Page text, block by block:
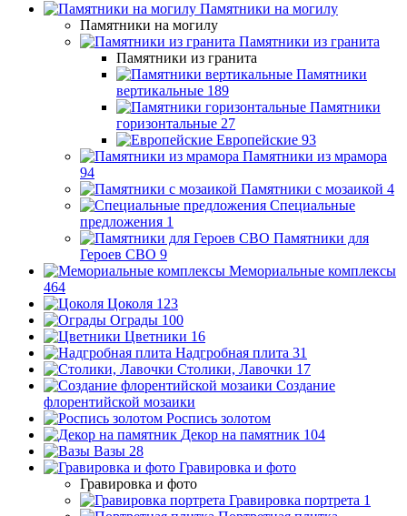
Памятники на могилу
Памятники на могилу
Памятники из гранита
Памятники из гранита
Памятники
вертикальные 189
Памятники
горизонтальные 27
Европейские 93
Памятники из мрамора
94
Памятники с мозаикой 4
Специальные
предложения 1
Памятники для
Героев СВО 9
Мемориальные комплексы
464
Цоколя 123
Ограды 100
Цветники 16
Надгробная плита 31
Столики, Лавочки 17
Создание
флорентийской мозаики
Роспись золотом
Декор на памятник 104
Вазы 28
Гравировка и фото
Гравировка и фото
Гравировка портрета 1